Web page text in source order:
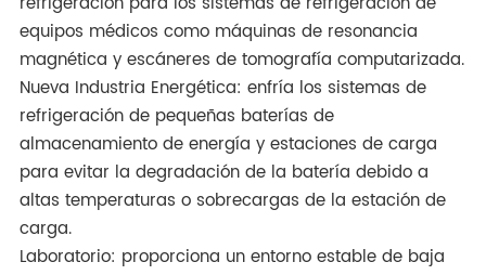
equipos médicos como máquinas de resonancia
magnética y escáneres de tomografía computarizada.
Nueva Industria Energética: enfría los sistemas de
refrigeración de pequeñas baterías de
almacenamiento de energía y estaciones de carga
para evitar la degradación de la batería debido a
altas temperaturas o sobrecargas de la estación de
carga.
Laboratorio: proporciona un entorno estable de baja